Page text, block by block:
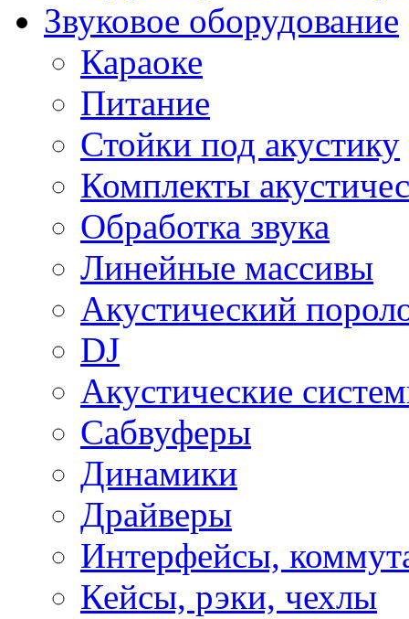
Звуковое оборудование
Караоке
Питание
Стойки под акустику
Комплекты
Обработка звука
Линейные массивы
Акустический
DJ
Акустические
Сабвуферы
Динамики
Драйверы
Интерфейсы,
Кейсы, рэки, чехлы